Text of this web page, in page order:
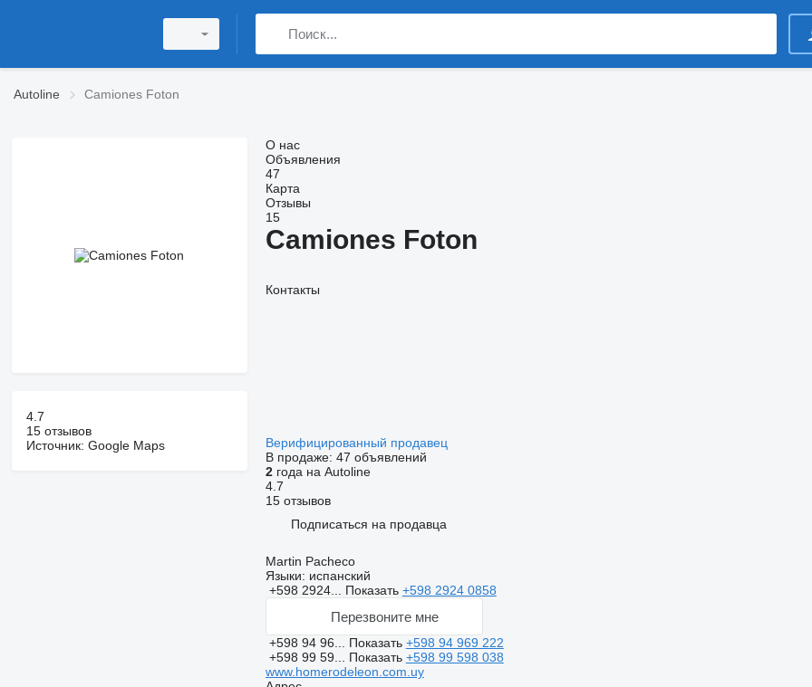
Autoline Camiones Foton
4.7
15 отзывов
Источник: Google Maps
О нас
Объявления
47
Карта
Отзывы
15
Camiones Foton
Контакты
Верифицированный продавец
В продаже: 47 объявлений
2года на Autoline
4.7
15 отзывов
Подписаться на продавца
Martin Pacheco
Языки: испанский
+598 2924... Показать +598 2924 0858
Перезвоните мне
+598 94 96... Показать +598 94 969 222
+598 99 59... Показать +598 99 598 038
www.homerodeleon.com.uy